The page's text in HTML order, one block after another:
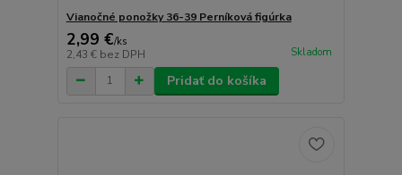
Vianočné ponožky 36-39 Perníková figúrka
2,99 €/ks
2,43 € bez DPH Skladom
Pridať do košíka